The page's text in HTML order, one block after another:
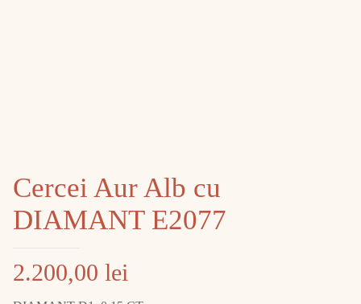
Cercei Aur Alb cu
DIAMANT E2077
2.200,00 lei